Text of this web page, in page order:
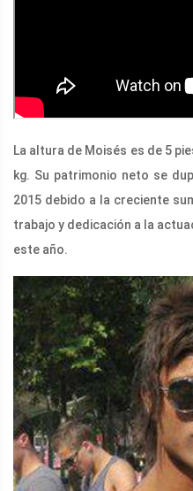
La altura de Moisés es de 5
kg. Su patrimonio neto se
2015 debido a la creciente
trabajo y dedicación a la
este año.